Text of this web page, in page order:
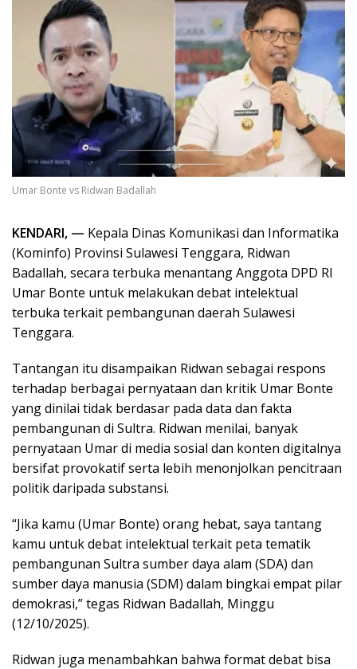
Umar Bonte vs Ridwan Badallah
KENDARI, — Kepala Dinas Komunikasi dan Informatika
(Kominfo) Provinsi Sulawesi Tenggara, Ridwan
Badallah, secara terbuka menantang Anggota DPD RI
Umar Bonte untuk melakukan debat intelektual
terbuka terkait pembangunan daerah Sulawesi
Tenggara.
Tantangan itu disampaikan Ridwan sebagai respons
terhadap berbagai pernyataan dan kritik Umar Bonte
yang dinilai tidak berdasar pada data dan fakta
pembangunan di Sultra. Ridwan menilai, banyak
pernyataan Umar di media sosial dan konten digitalnya
bersifat provokatif serta lebih menonjolkan pencitraan
politik daripada substansi.
“Jika kamu (Umar Bonte) orang hebat, saya tantang
kamu untuk debat intelektual terkait peta tematik
pembangunan Sultra sumber daya alam (SDA) dan
sumber daya manusia (SDM) dalam bingkai empat pilar
demokrasi,” tegas Ridwan Badallah, Minggu
(12/10/2025).
Ridwan juga menambahkan bahwa format debat bisa